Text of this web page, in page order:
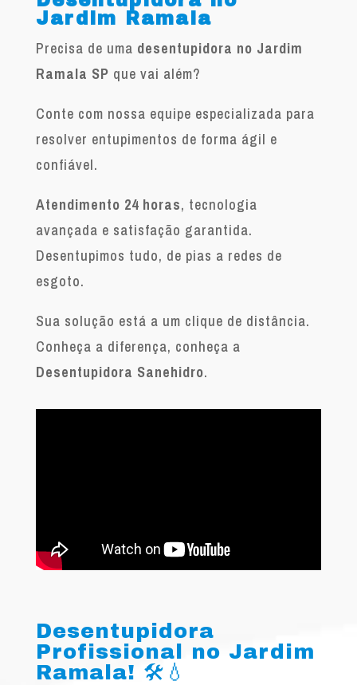
Jardim Ramala
Precisa de uma desentupidora no Jardim
Ramala SP que vai além?
Conte com nossa equipe especializada para
resolver entupimentos de forma ágil e
confiável.
Atendimento 24 horas, tecnologia
avançada e satisfação garantida.
Desentupimos tudo, de pias a redes de
esgoto.
Sua solução está a um clique de distância.
Conheça a diferença, conheça a
Desentupidora Sanehidro.
Desentupidora
Profissional no Jardim
Ramala! 🛠️💧